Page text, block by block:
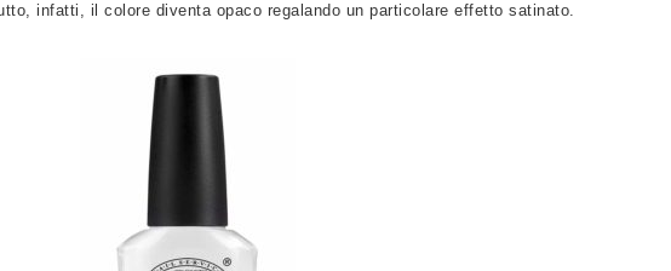
infatti, il colore diventa opaco regalando un particolare effetto satinato.